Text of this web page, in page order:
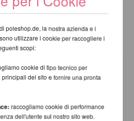
DELLA
MARCA
poleshop.de, la nostra azienda e i
utilizzare i cookie per raccogliere i
scopi:
cookie di tipo tecnico per
del sito e fornire una pronta
raccogliamo cookie di performance
dell'utente sul nostro sito web.